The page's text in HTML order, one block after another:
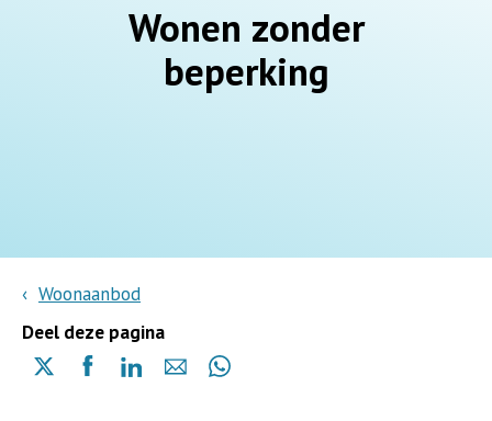
Wonen zonder
beperking
Woonaanbod
Deel deze pagina
Delen
DelenDelenDelen Delen